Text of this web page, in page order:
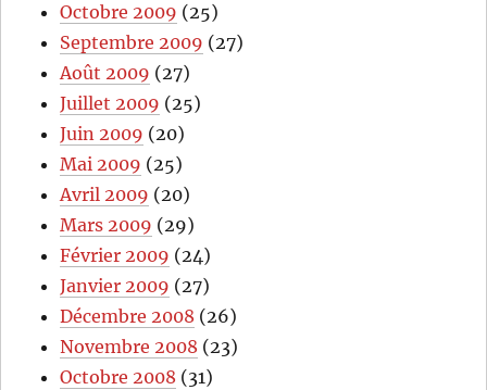
Octobre 2009 (25)
Septembre 2009 (27)
Août 2009 (27)
Juillet 2009 (25)
Juin 2009 (20)
Mai 2009 (25)
Avril 2009 (20)
Mars 2009 (29)
Février 2009 (24)
Janvier 2009 (27)
Décembre 2008 (26)
Novembre 2008 (23)
Octobre 2008 (31)